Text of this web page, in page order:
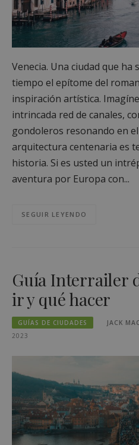
Venecia. Una ciudad que ha
tiempo el epítome del
inspiración artística.
intrincada red de canales,
gondoleros resonando en
arquitectura centenaria es
historia. Si es usted un
aventura por Europa con...
SEGUIR LEYENDO
Guía Interrailer
ir y qué hacer
GUÍAS DE CIUDADES JACK
2023